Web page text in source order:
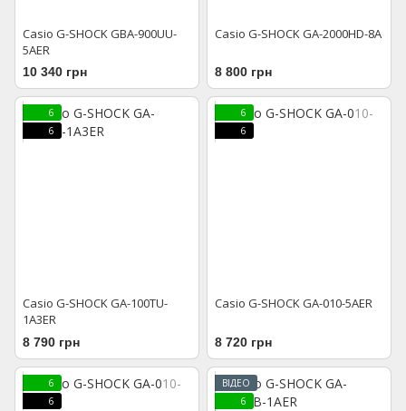
Casio G-SHOCK GBA-900UU-
5AER
10 340 грн
Casio G-SHOCK GA-2000HD-8A
8 800 грн
6
6
Casio G-SHOCK GA-100TU-
1A3ER
8 790 грн
6
6
Casio G-SHOCK GA-010-5AER
8 720 грн
6
6
ВІДЕО
6